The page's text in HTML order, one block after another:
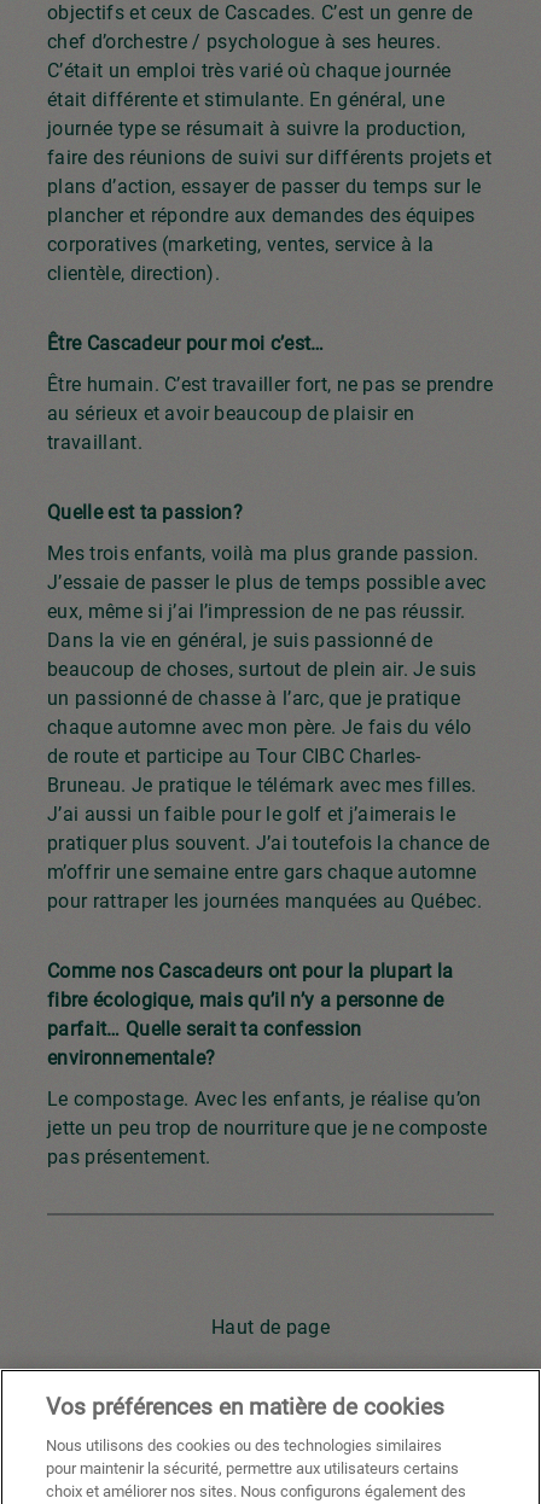
objectifs et ceux de Cascades. C’est un genre de
chef d’orchestre / psychologue à ses heures.
C’était un emploi très varié où chaque journée
était différente et stimulante. En général, une
journée type se résumait à suivre la production,
faire des réunions de suivi sur différents projets et
plans d’action, essayer de passer du temps sur le
plancher et répondre aux demandes des équipes
corporatives (marketing, ventes, service à la
clientèle, direction).
Être Cascadeur pour moi c’est…
Être humain. C’est travailler fort, ne pas se prendre
au sérieux et avoir beaucoup de plaisir en
travaillant.
Quelle est ta passion?
Mes trois enfants, voilà ma plus grande passion.
J’essaie de passer le plus de temps possible avec
eux, même si j’ai l’impression de ne pas réussir.
Dans la vie en général, je suis passionné de
beaucoup de choses, surtout de plein air. Je suis
un passionné de chasse à l’arc, que je pratique
chaque automne avec mon père. Je fais du vélo
de route et participe au Tour CIBC Charles-
Bruneau. Je pratique le télémark avec mes filles.
J’ai aussi un faible pour le golf et j’aimerais le
pratiquer plus souvent. J’ai toutefois la chance de
m’offrir une semaine entre gars chaque automne
pour rattraper les journées manquées au Québec.
Comme nos Cascadeurs ont pour la plupart la
fibre écologique, mais qu’il n’y a personne de
parfait… Quelle serait ta confession
environnementale?
Le compostage. Avec les enfants, je réalise qu’on
jette un peu trop de nourriture que je ne composte
pas présentement.
Haut de page
Youtube FacebookX Instagram
Vos préférences en matière de cookies
Nous utilisons des cookies ou des technologies similaires
pour maintenir la sécurité, permettre aux utilisateurs certains
choix et améliorer nos sites. Nous configurons également des